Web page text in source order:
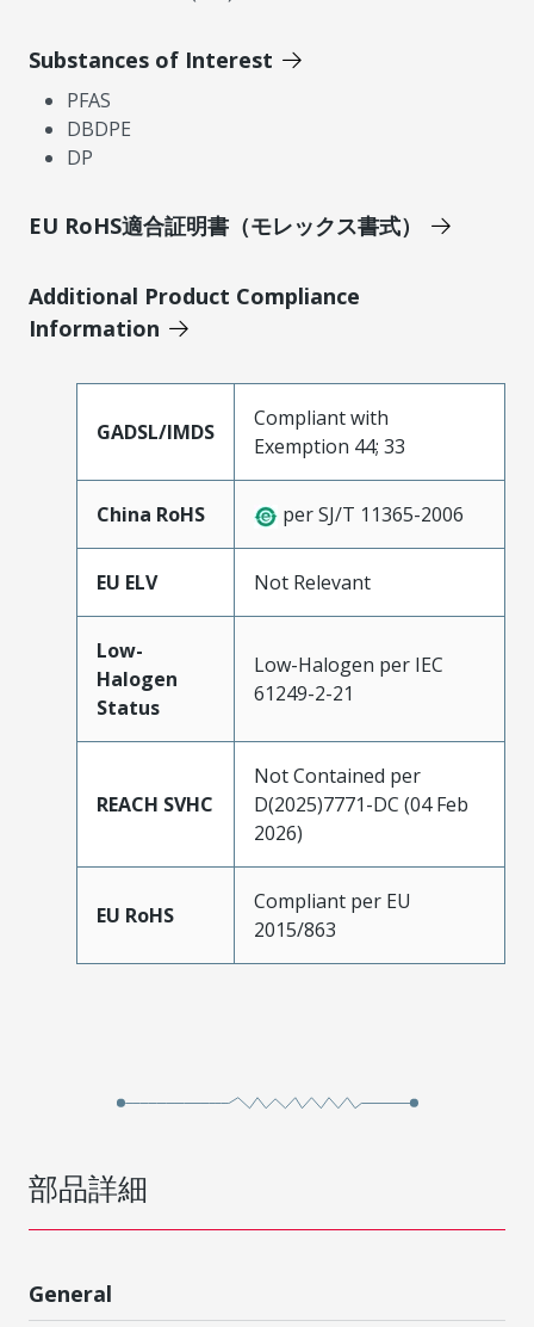
Substances of Interest
PFAS
DBDPE
DP
EU RoHS適合証明書（モレックス書式）
Additional Product Compliance
Information
GADSL/IMDS
Compliant with
Exemption 44; 33
China RoHS per SJ/T 11365-2006
EU ELV Not Relevant
Low-
Halogen
Status
Low-Halogen per IEC
61249-2-21
REACH SVHC
Not Contained per
D(2025)7771-DC (04 Feb
2026)
EU RoHS
Compliant per EU
2015/863
部品詳細
General